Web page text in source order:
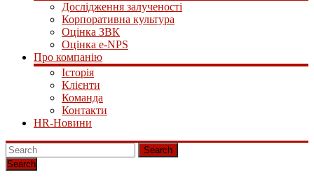
Дослідження залученості
Корпоративна культура
Оцінка ЗВК
Оцінка e-NPS
Про компанію
Історія
Клієнти
Команда
Контакти
HR-Новини
Search